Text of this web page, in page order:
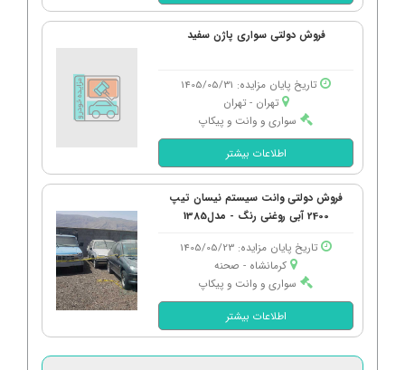
فروش دولتی سواری پاژن سفید
تاریخ پایان مزایده: 1405/05/31
تهران - تهران
سواری و وانت و پیکاپ
اطلاعات بیشتر
فروش دولتی وانت سیستم نیسان تیپ
2400 آبی روغنی رنگ - مدل1385
تاریخ پایان مزایده: 1405/05/23
کرمانشاه - صحنه
سواری و وانت و پیکاپ
اطلاعات بیشتر